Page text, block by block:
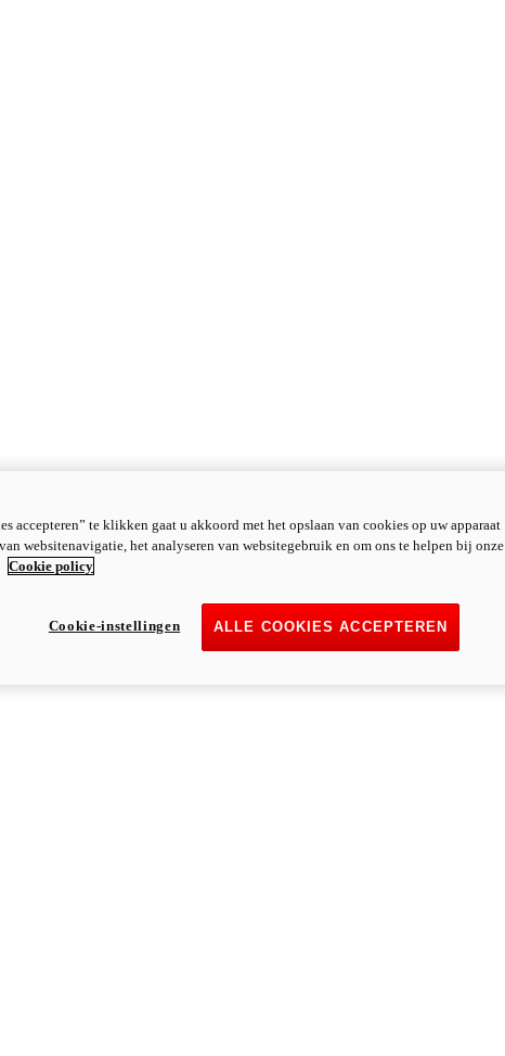
accepteren” te klikken gaat u akkoord met het opslaan van cookies op uw apparaat
websitenavigatie, het analyseren van websitegebruik en om ons te helpen bij onze
Cookie policy
ALLE COOKIES ACCEPTEREN
Cookie-instellingen